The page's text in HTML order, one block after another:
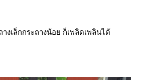
งเล็กกระถางน้อย ก็เพลิดเพลินได้